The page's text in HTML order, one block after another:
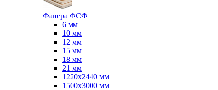
Фанера ФСФ
6 мм
10 мм
12 мм
15 мм
18 мм
21 мм
1220х2440 мм
1500х3000 мм